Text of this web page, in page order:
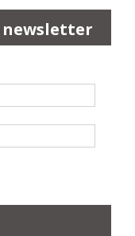
newsletter